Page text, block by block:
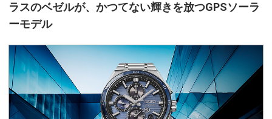
ラスのベゼルが、かつてない輝きを放つGPSソーラ
ーモデル